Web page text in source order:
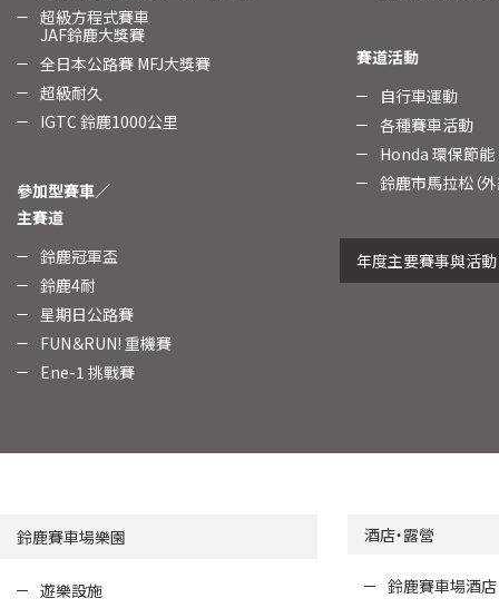
超級方程式賽車
JAF鈴鹿大獎賽
全日本公路賽 MFJ大獎賽
超級耐久
IGTC 鈴鹿1000公里
參加型賽車／
主賽道
鈴鹿冠軍盃
鈴鹿4耐
星期日公路賽
FUN＆RUN! 重機賽
Ene-1 挑戰賽
賽道活動
自行車運動
各種賽車活動
Honda 環保節能
鈴鹿市馬拉松（外
年度主要賽事與活動
鈴鹿賽車場樂園
遊樂設施
酒店・露營
鈴鹿賽車場酒店